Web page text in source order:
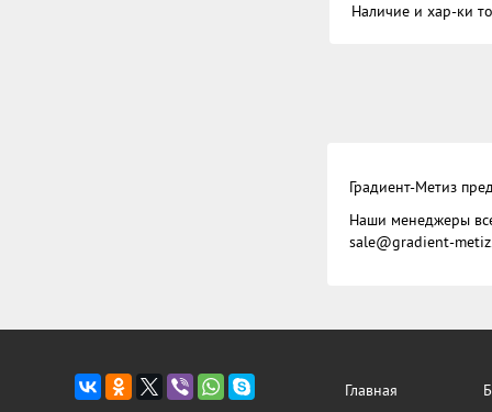
Наличие и хар-ки
Градиент-Метиз
Наши менеджеры
sale@gradient-
Главная